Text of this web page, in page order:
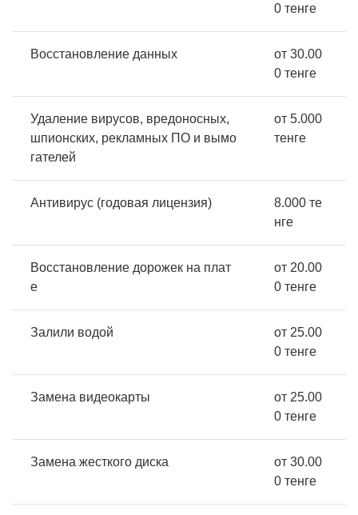
0 тенге
Восстановление данных
от 30.00
0 тенге
Удаление вирусов, вредоносных,
шпионских, рекламных ПО и вымо
гателей
от 5.000
тенге
Антивирус (годовая лицензия)
8.000 те
нге
Восстановление дорожек на плат
е
от 20.00
0 тенге
Залили водой
от 25.00
0 тенге
Замена видеокарты
от 25.00
0 тенге
Замена жесткого диска
от 30.00
0 тенге